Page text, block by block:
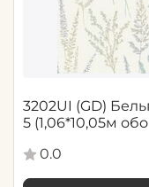
3202UI (GD)
5 (1,06*10,05м
0.0